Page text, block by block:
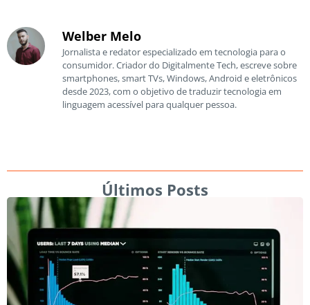
Welber Melo
Jornalista e redator especializado em tecnologia para o
consumidor. Criador do Digitalmente Tech, escreve sobre
smartphones, smart TVs, Windows, Android e eletrônicos
desde 2023, com o objetivo de traduzir tecnologia em
linguagem acessível para qualquer pessoa.
Últimos Posts